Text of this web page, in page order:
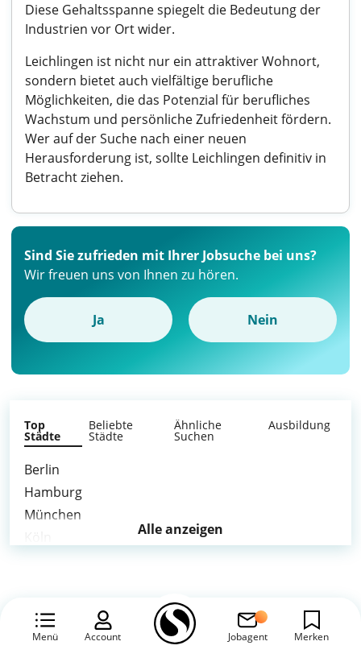
Diese Gehaltsspanne spiegelt die Bedeutung der
Industrien vor Ort wider.
Leichlingen ist nicht nur ein attraktiver Wohnort,
sondern bietet auch vielfältige berufliche
Möglichkeiten, die das Potenzial für berufliches
Wachstum und persönliche Zufriedenheit fördern.
Wer auf der Suche nach einer neuen
Herausforderung ist, sollte Leichlingen definitiv in
Betracht ziehen.
Menü Account Jobagent Merken
Sind Sie zufrieden mit Ihrer Jobsuche bei uns?
Wir freuen uns von Ihnen zu hören.
Ja Nein
Top
Städte
Beliebte
Städte
Ähnliche
Suchen
Ausbildung
Berlin
Hamburg
München
Essen
Alle anzeigen